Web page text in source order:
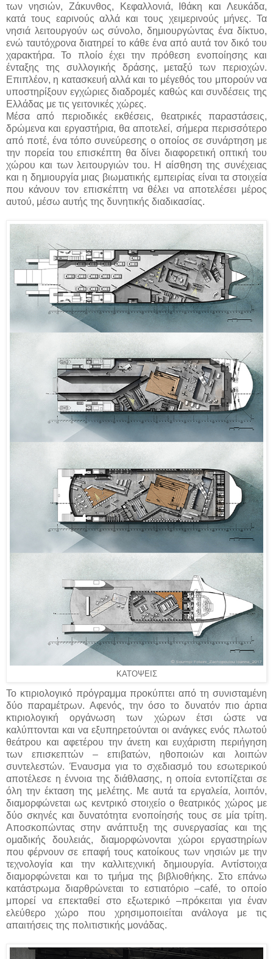
των νησιών, Ζάκυνθος, Κεφαλλονιά, Ιθάκη και Λευκάδα,
κατά τους εαρινούς αλλά και τους χειμερινούς μήνες. Τα
νησιά λειτουργούν ως σύνολο, δημιουργώντας ένα δίκτυο,
ενώ ταυτόχρονα διατηρεί το κάθε ένα από αυτά τον δικό του
χαρακτήρα. Το πλοίο έχει την πρόθεση ενοποίησης και
ένταξης της συλλογικής δράσης, μεταξύ των περιοχών.
Επιπλέον, η κατασκευή αλλά και το μέγεθός του μπορούν να
υποστηρίξουν εγχώριες διαδρομές καθώς και συνδέσεις της
Ελλάδας με τις γειτονικές χώρες.
Μέσα από περιοδικές εκθέσεις, θεατρικές παραστάσεις,
δρώμενα και εργαστήρια, θα αποτελεί, σήμερα περισσότερο
από ποτέ, ένα τόπο συνεύρεσης ο οποίος σε συνάρτηση με
την πορεία του επισκέπτη θα δίνει διαφορετική οπτική του
χώρου και των λειτουργιών του. Η αίσθηση της συνέχειας
και η δημιουργία μιας βιωματικής εμπειρίας είναι τα στοιχεία
που κάνουν τον επισκέπτη να θέλει να αποτελέσει μέρος
αυτού, μέσω αυτής της δυνητικής διαδικασίας.
ΚΑΤΟΨΕΙΣ
Το κτιριολογικό πρόγραμμα προκύπτει από τη συνισταμένη
δύο παραμέτρων. Αφενός, την όσο το δυνατόν πιο άρτια
κτιριολογική οργάνωση των χώρων έτσι ώστε να
καλύπτονται και να εξυπηρετούνται οι ανάγκες ενός πλωτού
θεάτρου και αφετέρου την άνετη και ευχάριστη περιήγηση
των επισκεπτών – επιβατών, ηθοποιών και λοιπών
συντελεστών. Έναυσμα για το σχεδιασμό του εσωτερικού
αποτέλεσε η έννοια της διάθλασης, η οποία εντοπίζεται σε
όλη την έκταση της μελέτης. Με αυτά τα εργαλεία, λοιπόν,
διαμορφώνεται ως κεντρικό στοιχείο ο θεατρικός χώρος με
δύο σκηνές και δυνατότητα ενοποίησής τους σε μία τρίτη.
Αποσκοπώντας στην ανάπτυξη της συνεργασίας και της
ομαδικής δουλειάς, διαμορφώνονται χώροι εργαστηρίων
που φέρνουν σε επαφή τους κατοίκους των νησιών με την
τεχνολογία και την καλλιτεχνική δημιουργία. Αντίστοιχα
διαμορφώνεται και το τμήμα της βιβλιοθήκης. Στο επάνω
κατάστρωμα διαρθρώνεται το εστιατόριο –café, το οποίο
μπορεί να επεκταθεί στο εξωτερικό –πρόκειται για έναν
ελεύθερο χώρο που χρησιμοποιείται ανάλογα με τις
απαιτήσεις της πολιτιστικής μονάδας.